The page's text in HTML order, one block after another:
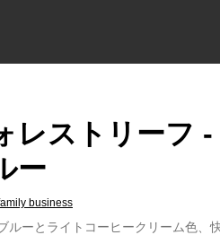
レストリーフ
ー
business
ルーとライトコーヒークリーム色、